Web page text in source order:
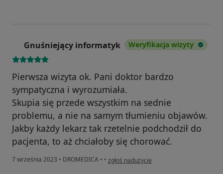
Gnuśniejący informatyk Weryfikacja wizyty
Pierwsza wizyta ok. Pani doktor bardzo
sympatyczna i wyrozumiała.
Skupia się przede wszystkim na sednie
problemu, a nie na samym tłumieniu objawów.
Jakby każdy lekarz tak rzetelnie podchodził do
pacjenta, to aż chciałoby się chorować.
7 września 2023 • DROMEDICA • • w opinii użytkownika Gnuśniejący
zgłoś nadużycie